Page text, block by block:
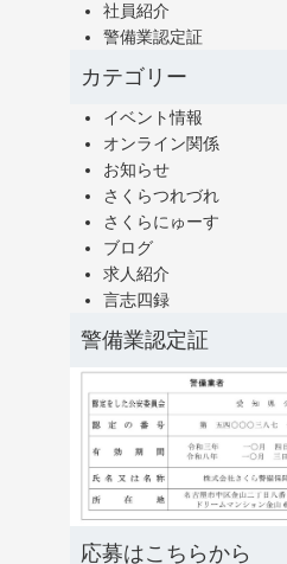
社員紹介
警備業認定証
カテゴリー
イベント情報
オンライン関係
お知らせ
さくらつれづれ
さくらにゅーす
ブログ
求人紹介
言志四録
警備業認定証
応募はこちらから